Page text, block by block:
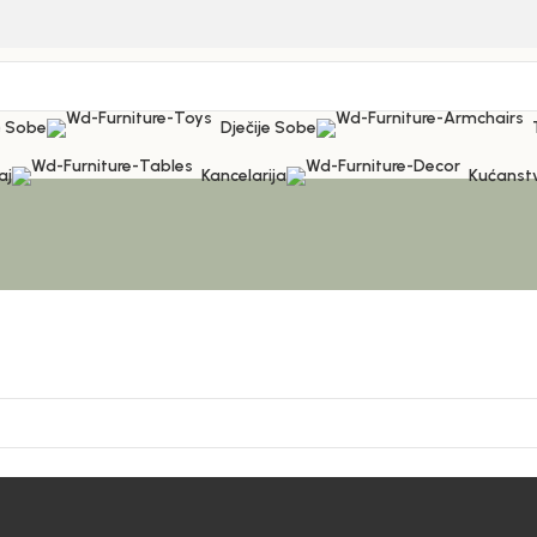
Sobe Dječije Sobe
Kancelarija